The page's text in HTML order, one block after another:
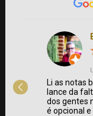
Li as notas
lance da
dos gentes
é opcional e